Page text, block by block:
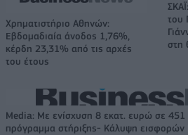
Χρηματιστήριο Αθηνών:
Εβδομαδιαία άνοδος 1,76%,
κέρδη 23,31% από τις αρχές
του έτους
του
στη
Media: Με ενίσχυση 8 εκατ. ευρώ σε 451
πρόγραμμα στήριξης- Κάλυψη